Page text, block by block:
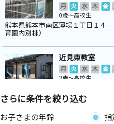
月 火 水 木 金
0歳～高校生
熊本県熊本市南区薄場１丁目１４
育園内別棟）
近見東教室
月 火 水 木 金
2歳～高校生
さらに条件を絞り込む
お子さまの年齢 指